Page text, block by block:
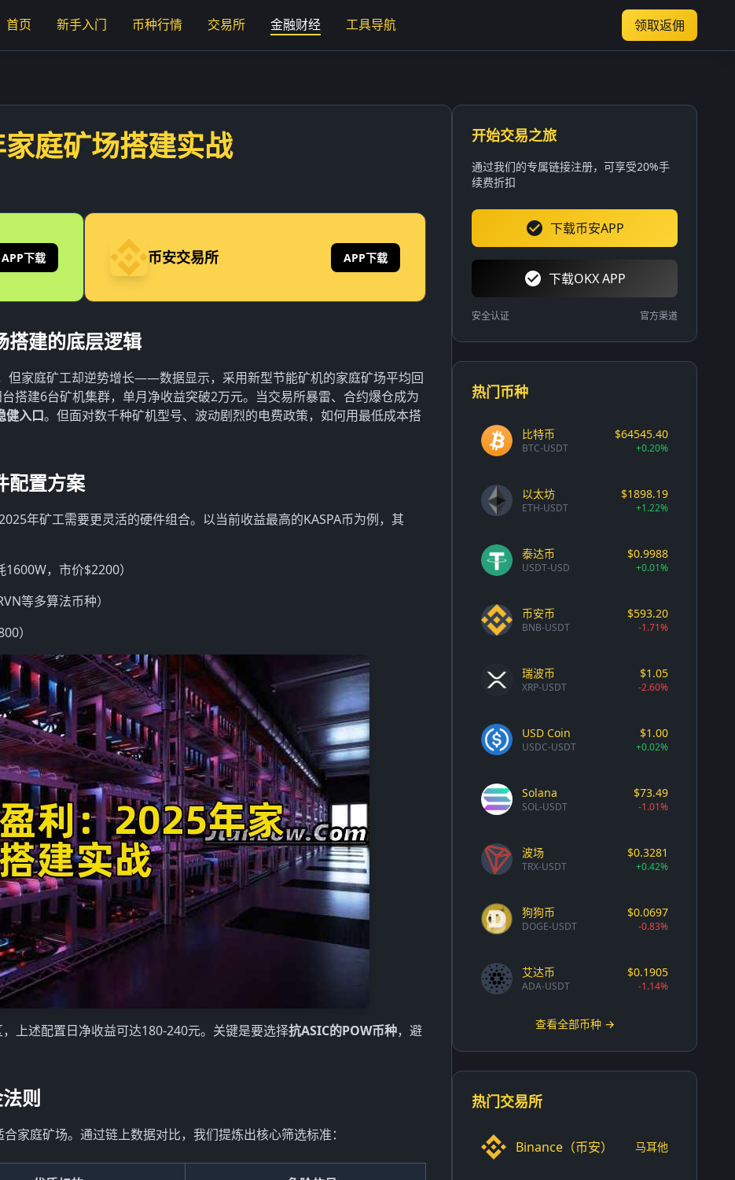
首页 新手入门 币种行情 交易所 金融财经 工具导航 领取返佣
庭矿场搭建实战
APP下载 币安交易所 APP下载
搭建的底层逻辑
但家庭矿工却逆势增长——数据显示，采用新型节能矿机的家庭矿场平均回
搭建6台矿机集群，单月净收益突破2万元。当交易所暴雷、合约爆仓成为
健入口。但面对数千种矿机型号、波动剧烈的电费政策，如何用最低成本搭
配置方案
年矿工需要更灵活的硬件组合。以当前收益最高的KASPA币为例，其
，市价$2200）
等多算法币种）
）
上述配置日净收益可达180-240元。关键是要选择抗ASIC的POW币种，避
则
家庭矿场。通过链上数据对比，我们提炼出核心筛选标准：
开始交易之旅
通过我们的专属链接注册，可享受20%手
续费折扣
下载币安APP
下载OKX APP
安全认证 官方渠道
热门币种
比特币
BTC-USDT
$64545.40
+0.20%
以太坊
ETH-USDT
$1898.19
+1.22%
泰达币
USDT-USD
$0.9988
+0.01%
币安币
BNB-USDT
$593.20
-1.71%
瑞波币
XRP-USDT
$1.05
-2.60%
USD Coin
USDC-USDT
$1.00
+0.02%
Solana
SOL-USDT
$73.49
-1.01%
波场
TRX-USDT
$0.3281
+0.42%
狗狗币
DOGE-USDT
$0.0697
-0.83%
艾达币
ADA-USDT
$0.1905
-1.14%
查看全部币种 →
热门交易所
Binance（币安） 马耳他